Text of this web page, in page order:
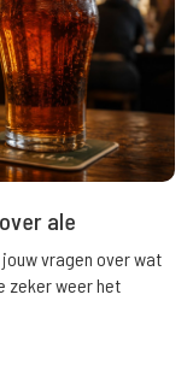
ale
vragen over wat
zeker weer het